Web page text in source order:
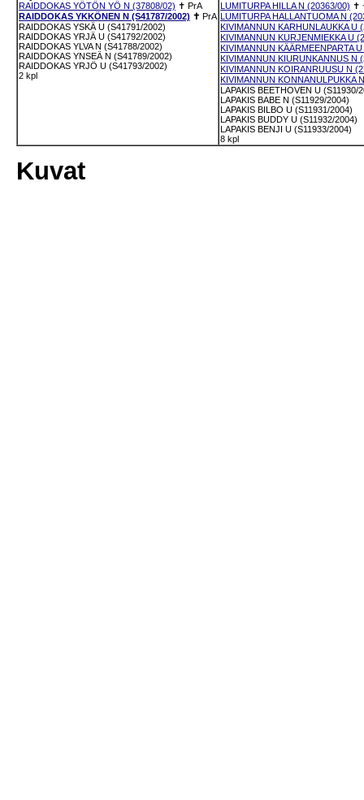
RAIDDOKAS YÖTÖN YÖ N (37808/02) ✝ PrA
RAIDDOKAS YKKÖNEN N (S41787/2002) ✝ PrA
RAIDDOKAS YSKÄ U (S41791/2002)
RAIDDOKAS YRJÄ U (S41792/2002)
RAIDDOKAS YLVA N (S41788/2002)
RAIDDOKAS YNSEÄ N (S41789/2002)
RAIDDOKAS YRJÖ U (S41793/2002)
2 kpl
LUMITURPA HILLA N (20363/00) ✝
LUMITURPA HALLANTUOMA N
KIVIMANNUN KARHUNLAUKKA U
KIVIMANNUN KURJENMIEKKA U
KIVIMANNUN KÄÄRMEENPARTA
KIVIMANNUN KIURUNKANNUS N
KIVIMANNUN KOIRANRUUSU N
KIVIMANNUN KONNANULPUKKA
LAPAKIS BEETHOVEN U (S11930/
LAPAKIS BABE N (S11929/2004)
LAPAKIS BILBO U (S11931/2004)
LAPAKIS BUDDY U (S11932/2004)
LAPAKIS BENJI U (S11933/2004)
8 kpl
Kuvat